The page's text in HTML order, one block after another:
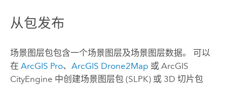
从包发布
场景图层包包含一个场景图层及场景图层数据。 可以
在 ArcGIS Pro、 ArcGIS Drone2Map 或 ArcGIS
CityEngine 中创建场景图层包 (SLPK) 或 3D 切片包